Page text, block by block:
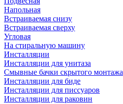
Напольная
Встраиваемая снизу
Встраиваемая сверху
Угловая
На стиральную машину
Инсталляции
Инсталляции для унитаза
Смывные бачки скрытого монтажа
Инсталляции для биде
Инсталляции для писсуаров
Инсталляции для раковин